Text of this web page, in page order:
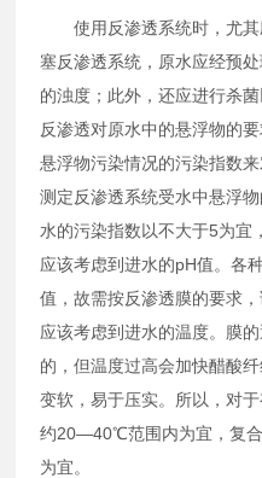
使用反渗透系统时，尤其
塞反渗透系统，原水应经预
的浊度；此外，还应进行杀
反渗透对原水中的悬浮物的
悬浮物污染情况的污染指数
测定反渗透系统受水中悬浮
水的污染指数以不大于5为宜
应该考虑到进水的pH值。各
值，故需按反渗透膜的要求
应该考虑到进水的温度。膜
的，但温度过高会加快醋酸
变软，易于压实。所以，对
约20—40℃范围内为宜，复
为宜。